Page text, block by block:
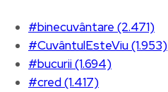
#binecuvântare (2.471)
#CuvântulEsteViu (1.953)
#bucurii (1.694)
#cred (1.417)